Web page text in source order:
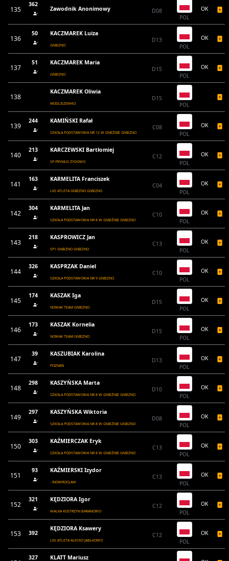
135
362
Zawodnik Anonimowy
D08
POL
OK
136
50 KACZMAREK Luiza
GNIEZNO
D13
POL
OK
137
51 KACZMAREK Maria
GNIEZNO
D15
POL
OK
138
KACZMAREK Oliwia
MODLISZEWKO
D15
POL
139
244 KAMIŃSKI Rafał
SZKOŁA PODSTAWOWA NR 12 W GNEŹNIE GNIEZNO
C08
POL
OK
140
213 KARCZEWSKI Bartłomiej
SP PRYMUS ŻYDOWO
C12
POL
OK
141
163 KARMELITA Franciszek
LKS ATLETA GNIEZNO GNIEZNO
C04
POL
OK
142
304 KARMELITA Jan
SZKOŁA PODSTAWOWA NR 8 W GNIEŹNIE GNIEZNO
C10
POL
OK
143
218 KASPROWICZ Jan
SP1 GNIEZNO GNIEZNO
C13
POL
OK
144
326 KASPRZAK Daniel
SZKOŁA PODSTAWOWA NR 9 GNIEZNO
C10
POL
OK
145
174 KASZAK Iga
NOWAK TEAM GNIEZNO
D15
POL
OK
146
173 KASZAK Kornelia
NOWAK TEAM GNIEZNO
D15
POL
OK
147
39 KASZUBIAK Karolina
POZNAŃ
D13
POL
OK
148
298 KASZYŃSKA Marta
SZKOŁA PODSTAWOWA NR 8 W GNIEŹNIE GNIEZNO
D10
POL
OK
149
297 KASZYŃSKA Wiktoria
SZKOŁA PODSTAWOWA NR 8 W GNIEŹNIE GNIEZNO
D08
POL
OK
150
303 KAŹMIERCZAK Eryk
SZKOŁA PODSTAWOWA NR 8 W GNIEŹNIE GNIEZNO
C13
POL
OK
151
93 KAŹMIERSKI Izydor
- INOWROCŁAW
C13
POL
OK
152
321 KĘDZIORA Igor
WALKA KOSTRZYN BARANOWO
C12
POL
OK
153 392
KĘDZIORA Ksawery
LKS ATLETA KŁECKO JABŁKOWO
C12
POL
OK
327 KLATT Mariusz